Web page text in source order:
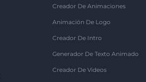
Creador De Animaciones
Animación De Logo
Creador De Intro
Generador De Texto Animado
Creador De Videos